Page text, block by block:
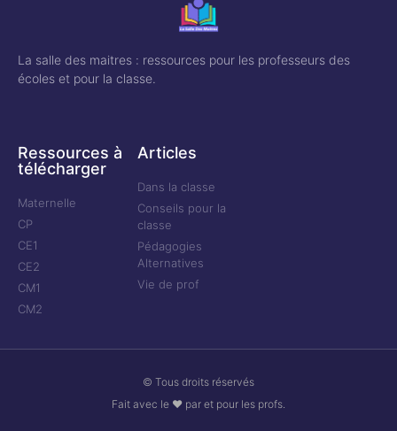
La salle des maitres : ressources pour les professeurs des
écoles et pour la classe.
Ressources à
télécharger
Maternelle
CP
CE1
CE2
CM1
CM2
Articles
Dans la classe
Conseils pour la
classe
Pédagogies
Alternatives
Vie de prof
© Tous droits réservés
Fait avec le ❤ par et pour les profs.